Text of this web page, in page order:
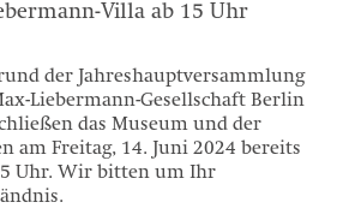
Villa ab 15 Uhr
der Jahreshauptversammlung
Liebermann-Gesellschaft Berlin
das Museum und der
am Freitag, 14. Juni 2024 bereits
Uhr. Wir bitten um Ihr